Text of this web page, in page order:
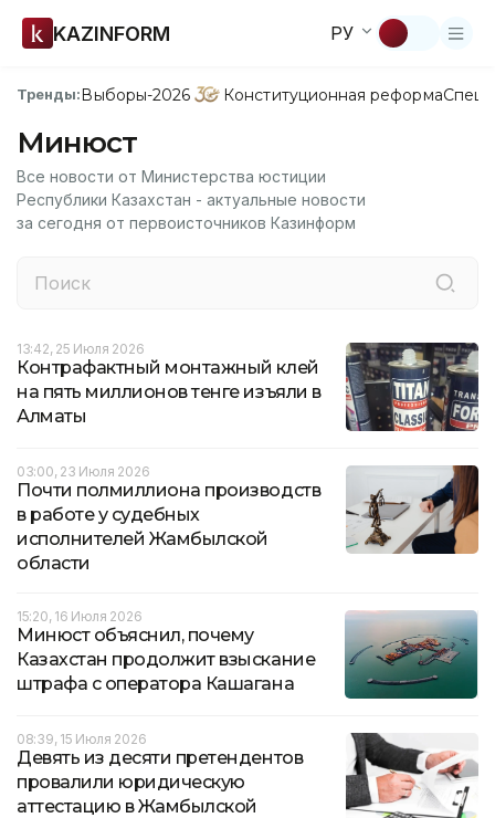
KAZINFORM РУ
Тренды:Выборы-2026 Конституционная реформа
Минюст
Все новости от Министерства юстиции
Республики Казахстан - актуальные новости
за сегодня от первоисточников Казинформ
13:42, 25 Июля 2026
Контрафактный монтажный клей
на пять миллионов тенге изъяли в
Алматы
03:00, 23 Июля 2026
Почти полмиллиона производств
в работе у судебных
исполнителей Жамбылской
области
15:20, 16 Июля 2026
Минюст объяснил, почему
Казахстан продолжит взыскание
штрафа с оператора Кашагана
08:39, 15 Июля 2026
Девять из десяти претендентов
провалили юридическую
аттестацию в Жамбылской